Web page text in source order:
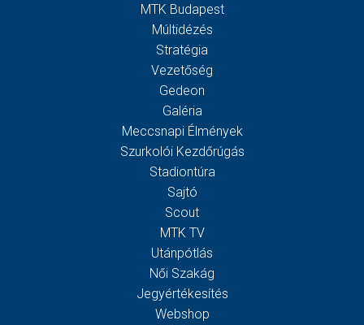
MTK Budapest
Múltidézés
Stratégia
Vezetőség
Gedeon
Galéria
Meccsnapi Élmények
Szurkolói Kezdőrúgás
Stadiontúra
Sajtó
Scout
MTK TV
Utánpótlás
Női Szakág
Jegyértékesítés
Webshop